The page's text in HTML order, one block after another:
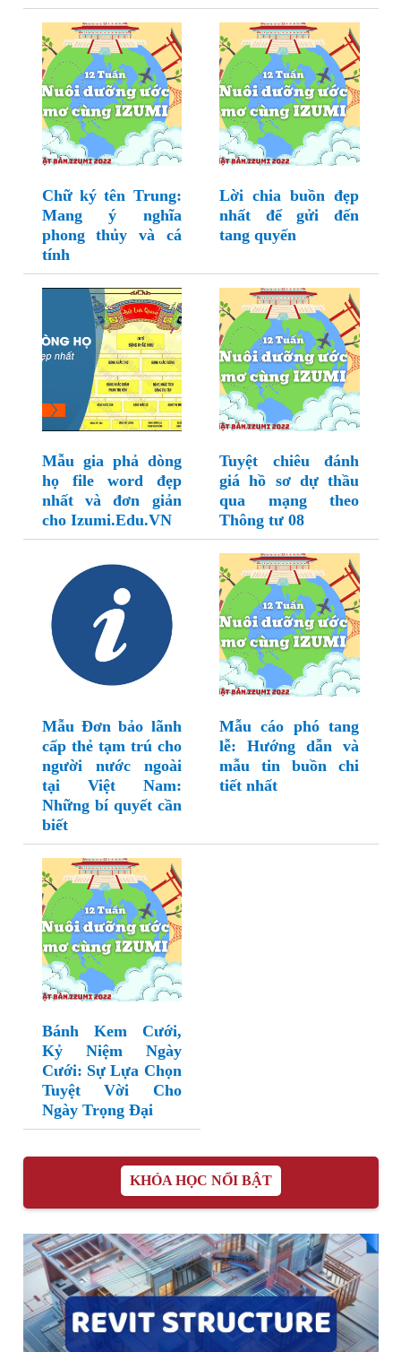
Chữ ký tên Trung:
Mang ý nghĩa
phong thủy và cá
tính
Lời chia buồn đẹp
nhất để gửi đến
tang quyến
Mẫu gia phả dòng
họ file word đẹp
nhất và đơn giản
cho Izumi.Edu.VN
Tuyệt chiêu đánh
giá hồ sơ dự thầu
qua mạng theo
Thông tư 08
Mẫu Đơn bảo lãnh
cấp thẻ tạm trú cho
người nước ngoài
tại Việt Nam:
Những bí quyết cần
biết
Mẫu cáo phó tang
lễ: Hướng dẫn và
mẫu tin buồn chi
tiết nhất
Bánh Kem Cưới,
Kỷ Niệm Ngày
Cưới: Sự Lựa Chọn
Tuyệt Vời Cho
Ngày Trọng Đại
KHÓA HỌC NỔI BẬT